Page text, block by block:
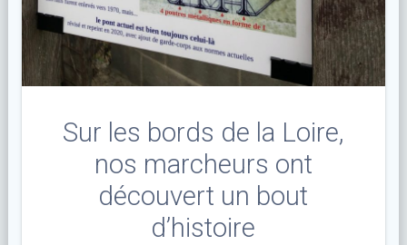
Sur les bords de la Loire,
nos marcheurs ont
découvert un bout
d’histoire